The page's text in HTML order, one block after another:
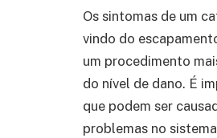
Os sintomas de um
vindo do
um procedimento
do nível de dano. É
que podem ser
problemas no